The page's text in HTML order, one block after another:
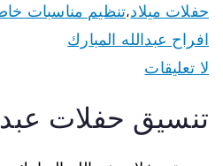
حفلات ميلاد،تنظيم مناسبات
افراح عبدالله المبارك
لا تعليقات
تنسيق حفلات